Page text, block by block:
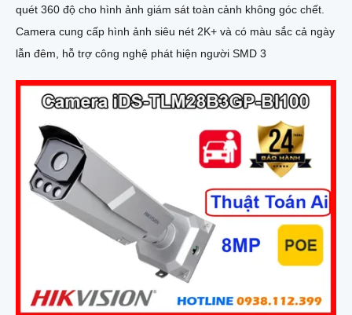
quét 360 độ cho hình ảnh giám sát toàn cảnh không góc chết.
Camera cung cấp hình ảnh siêu nét 2K+ và có màu sắc cả ngày
lẫn đêm, hỗ trợ công nghệ phát hiện người SMD 3